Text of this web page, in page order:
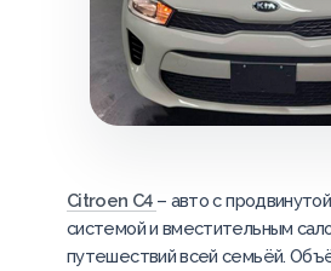
Citroen C4 – авто с
системой и вместительным
путешествий всей семьёй.